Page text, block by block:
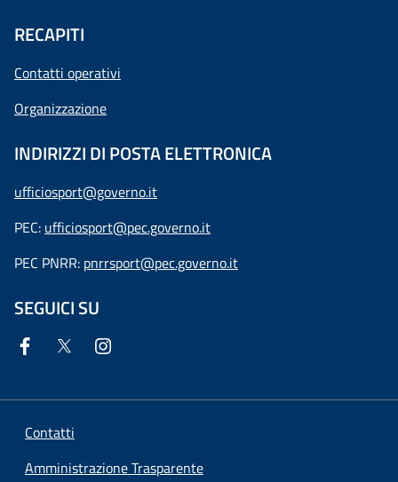
RECAPITI
Contatti operativi
Organizzazione
INDIRIZZI DI POSTA ELETTRONICA
ufficiosport@governo.it
PEC: ufficiosport@pec.governo.it
PEC PNRR: pnrrsport@pec.governo.it
SEGUICI SU
Contatti
Amministrazione Trasparente